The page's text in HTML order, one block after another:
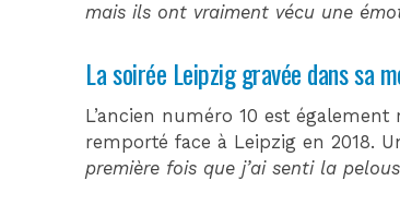
mais ils ont vraiment vécu une
La soirée Leipzig gravée dans sa
L’ancien numéro 10 est
remporté face à Leipzig en 2018.
première fois que j’ai senti la